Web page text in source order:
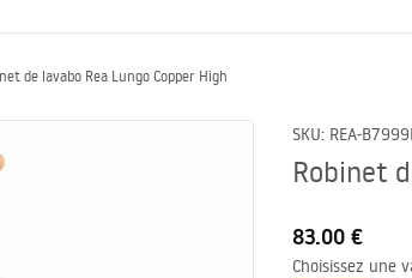
de lavabo Rea Lungo Copper High
SKU: REA-B7999
Robinet
83.00 €
Choisissez une